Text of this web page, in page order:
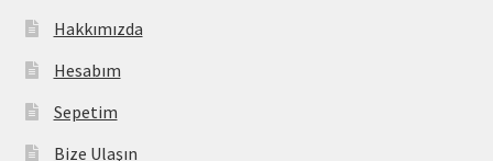
Hakkımızda
Hesabım
Sepetim
Bize Ulaşın